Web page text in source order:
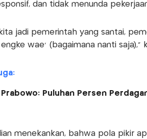
dan tidak menunda
jadi pemerintah yang santai,
engké waé’ (bagaimana nanti saja),"
Prabowo: Puluhan Persen
menekankan, bahwa pola pikir